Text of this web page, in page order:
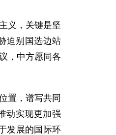
义，关键是坚
迫别国选边站
，中方愿同各
置，谱写共同
动实现更加强
发展的国际环